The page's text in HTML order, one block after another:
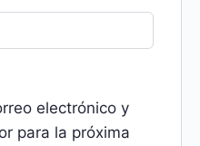
electrónico y
para la próxima